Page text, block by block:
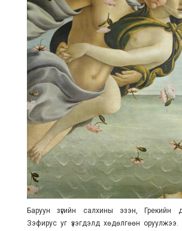
Баруун зүгийн салхины эзэн, Грекийн
Зэфирус уг үзэгдэлд хөдөлгөөн